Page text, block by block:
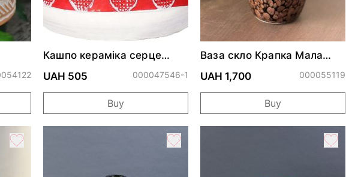
Кашпо кераміка серце
UAH 505
000047546-1
Buy
Ваза скло Крапка Мала
UAH 1,700
000055119
Buy